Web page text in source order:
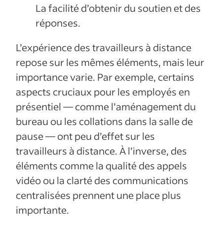
La facilité d’obtenir du soutien et des
réponses.
L’expérience des travailleurs à distance
repose sur les mêmes éléments, mais leur
importance varie. Par exemple, certains
aspects cruciaux pour les employés en
présentiel — comme l’aménagement du
bureau ou les collations dans la salle de
pause — ont peu d’effet sur les
travailleurs à distance. À l’inverse, des
éléments comme la qualité des appels
vidéo ou la clarté des communications
centralisées prennent une place plus
importante.